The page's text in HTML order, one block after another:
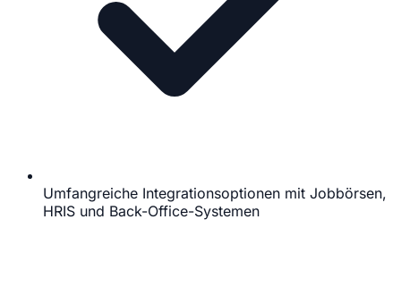
Umfangreiche Integrationsoptionen mit Jobbörsen,
HRIS und Back-Office-Systemen